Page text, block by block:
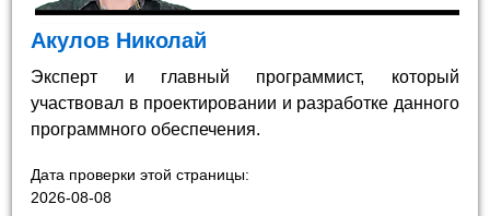
Акулов Николай
Эксперт и главный программист, который
участвовал в проектировании и разработке данного
программного обеспечения.
Дата проверки этой страницы:
2026-08-08